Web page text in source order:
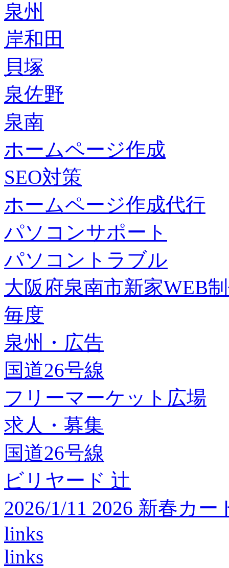
泉州
岸和田
貝塚
泉佐野
泉南
ホームページ作成
SEO対策
ホームページ作成代行
パソコンサポート
パソコントラブル
大阪府泉南市新家WEB
毎度
泉州・広告
国道26号線
フリーマーケット広場
求人・募集
国道26号線
ビリヤード 辻
2026/1/11 2026 新春カ
links
links